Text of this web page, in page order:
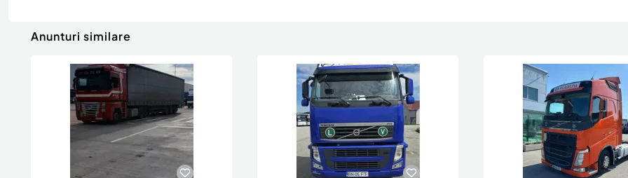
Anunturi similare